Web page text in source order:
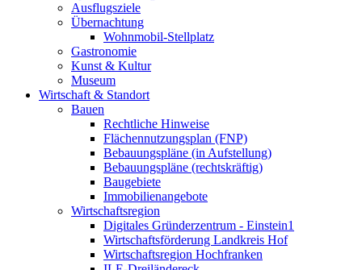
Ausflugsziele
Übernachtung
Wohnmobil-Stellplatz
Gastronomie
Kunst & Kultur
Museum
Wirtschaft & Standort
Bauen
Rechtliche Hinweise
Flächennutzungsplan (FNP)
Bebauungspläne (in Aufstellung)
Bebauungspläne (rechtskräftig)
Baugebiete
Immobilienangebote
Wirtschaftsregion
Digitales Gründerzentrum - Einstein1
Wirtschaftsförderung Landkreis Hof
Wirtschaftsregion Hochfranken